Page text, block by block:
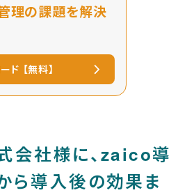
理の課題を解決
ド 【無料】
会社様に、zaico導
ら導入後の効果ま